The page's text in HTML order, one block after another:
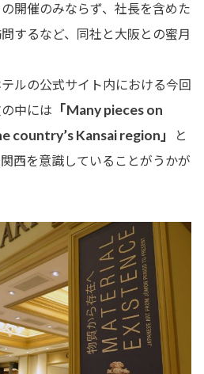
開催のみならず、社長を含めた
するなど、同社と大阪との蜜月
ルの公式サイト内における今回
中には
「Many pieces on
Kansai region」
と
西を意識していることがうかが